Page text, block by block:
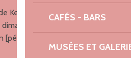
CAFÉS - BARS
MUSÉES ET
Kermaria <> Ampère
soir Gare Lannion
[période scolaire